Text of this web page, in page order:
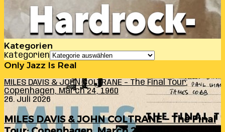
Kategorien
Kategorien
Only Jazz Is Real
MILES DAVIS & JOHN COLTRANE – The Final Tour:
Copenhagen, March 24, 1960
26. Juli 2026
MILES DAVIS & JOHN COLTRANE – The Final